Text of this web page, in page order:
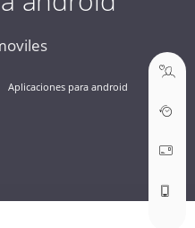
Aplicaciones para android
PM